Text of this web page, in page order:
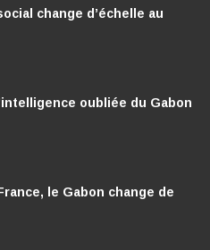
change d’échelle au
oubliée du Gabon
le Gabon change de